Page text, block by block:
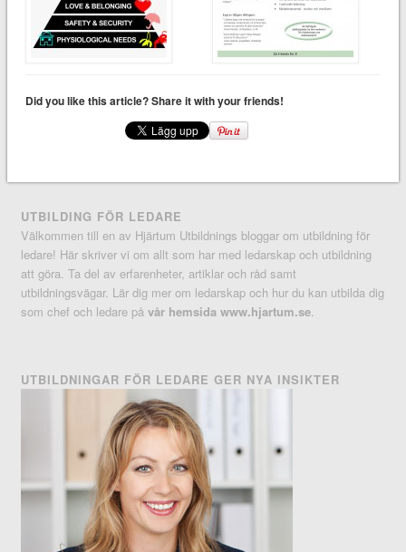
Did you like this article? Share it with your friends!
UTBILDING FÖR LEDARE
Välkommen till en av Hjärtum Utbildnings bloggar om utbildning för
ledare! Här skriver vi om allt som har med ledarskap och utbildning
att göra. Ta del av erfarenheter, artiklar och råd samt
utbildningsvägar. Lär dig mer om ledarskap och hur du kan utbilda dig
som chef och ledare påvår hemsida www.hjartum.se.
UTBILDNINGAR FÖR LEDARE GER NYA INSIKTER